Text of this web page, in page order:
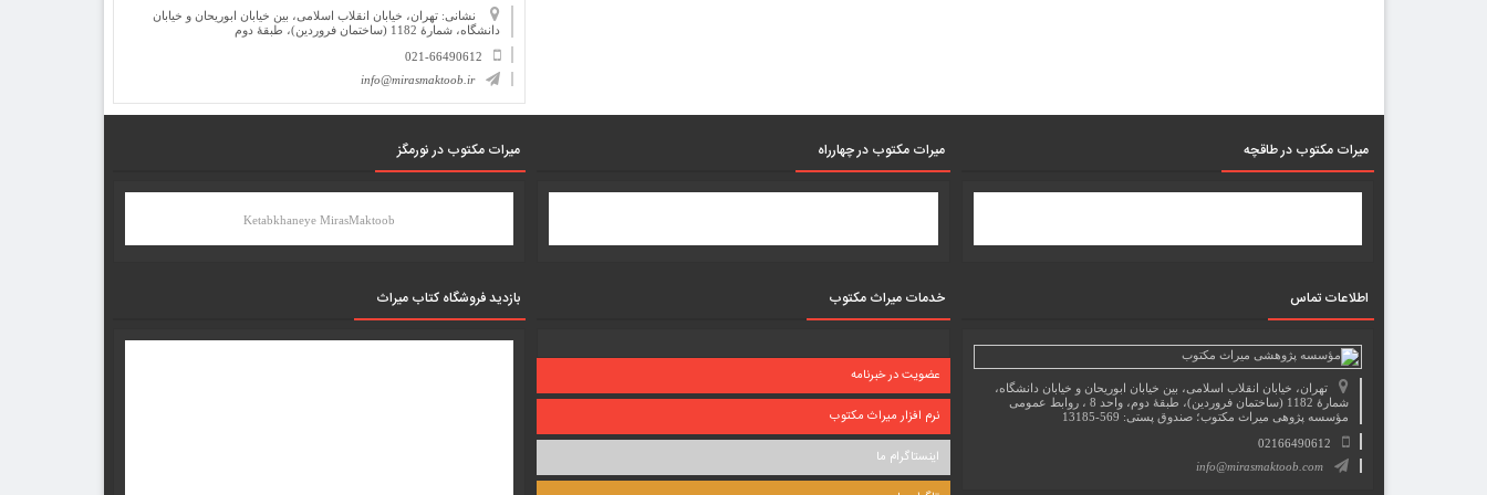
نشانی: تهران، خیابان انقلاب اسلامی، بین خیابان ابوریحان و خیابان
دانشگاه، شمارۀ 1182 (ساختمان فروردین)، طبقۀ دوم
021-66490612
info@mirasmaktoob.ir
میرات مکتوب در طاقچه
اطلاعات تماس
تهران، خیابان انقلاب اسلامی، بین خیابان ابوریحان و خیابان دانشگاه،
شمارۀ 1182 (ساختمان فروردین)، طبقۀ دوم، واحد 8 ، روابط عمومی
مؤسسه پژوهی میراث مکتوب؛ صندوق پستی: 569-13185
02166490612
info@mirasmaktoob.com
میرات مکتوب در چهارراه
خدمات میراث مکتوب
عضویت در خبرنامه
نرم افزار میراث مکتوب
اینستاگرام ما
میرات مکتوب در نورمگز
Ketabkhaneye MirasMaktoob
بازدید فروشگاه کتاب میراث